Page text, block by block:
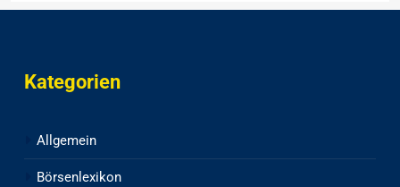
Kategorien
Allgemein
Börsenlexikon